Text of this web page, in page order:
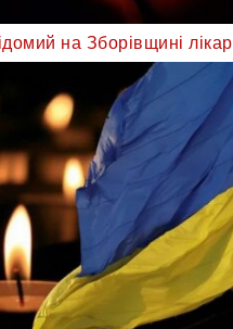
на Зборівщині лікар